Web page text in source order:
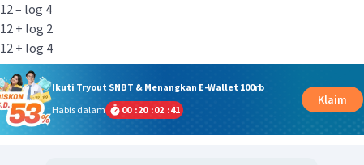
12 – log 4
12 + log 2
12 + log 4
Ikuti Tryout SNBT & Menangkan E-Wallet 100rb
Habis dalam
00 :20 :02 :41
Klaim